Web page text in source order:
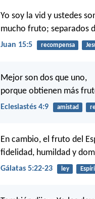
Yo soy la vid y ustedes
mucho fruto; separados
Juan 15:5 recompensa
Mejor son dos que uno,
porque obtienen más
Eclesiastés 4:9 amistad
En cambio, el fruto del
fidelidad, humildad y
Gálatas 5:22-23 ley